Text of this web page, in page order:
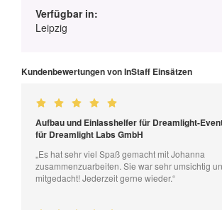
Verfügbar in:
Leipzig
Kundenbewertungen von InStaff Einsätzen
Aufbau und Einlasshelfer für Dreamlight-
für Dreamlight Labs GmbH
„Es hat sehr viel Spaß gemacht mit Johanna
zusammenzuarbeiten. Sie war sehr umsichtig
mitgedacht! Jederzeit gerne wieder.“